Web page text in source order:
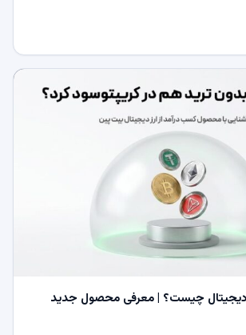
دیجیتال چیست؟ | معرفی محصول جدید